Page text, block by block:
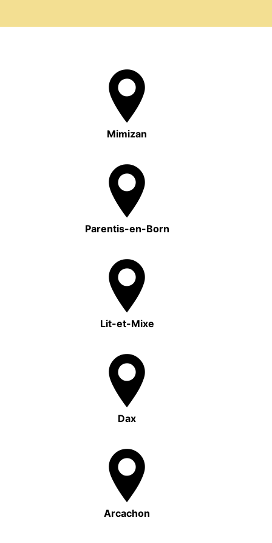
Mimizan
Parentis-en-Born
Lit-et-Mixe
Dax
Arcachon